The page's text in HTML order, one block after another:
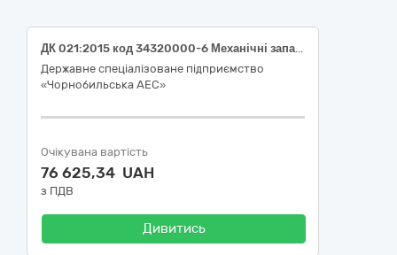
ДК 021:2015 код 34320000-6 Механічні запасні частини, крім двигунів і частин двигунів (Електромагніт (запасна частина до системи поводження з відпрацьованими тепловидільними збірками СВЯП-2))
Державне спеціалізоване підприємство
«Чорнобильська АЕС»
Очікувана вартість
76 625,34 UAH
з ПДВ
Дивитись